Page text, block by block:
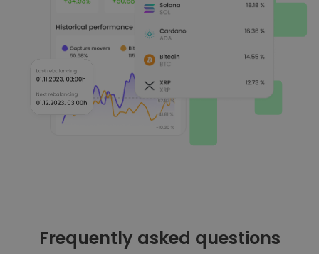
Frequently asked questions